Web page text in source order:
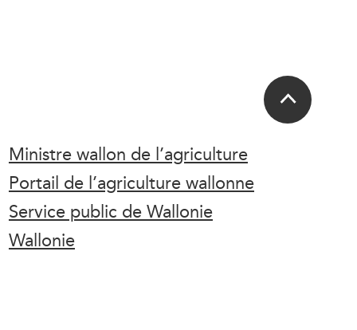
Ministre wallon de l’agriculture
Portail de l’agriculture wallonne
Service public de Wallonie
Wallonie